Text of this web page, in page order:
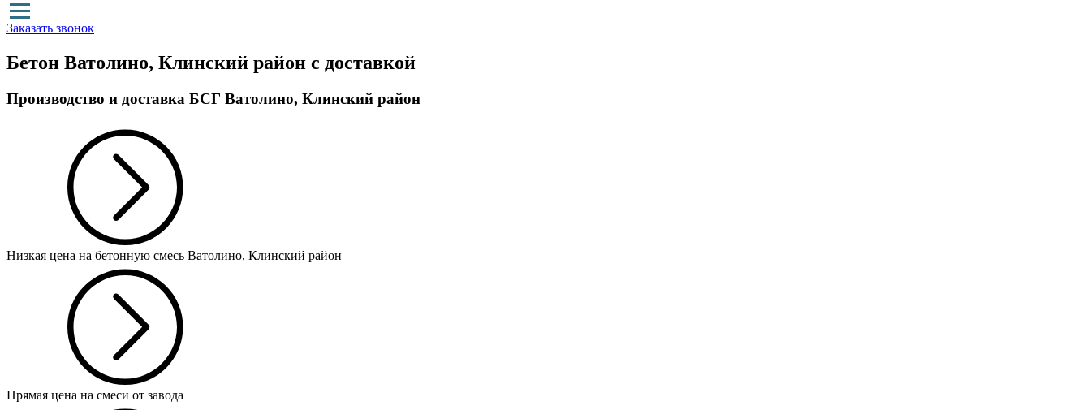
Заказать звонок
Бетон Ватолино, Клинский район с доставкой
Производство и доставка БСГ Ватолино, Клинский район
Низкая цена на бетонную смесь Ватолино, Клинский район
Прямая цена на смеси от завода